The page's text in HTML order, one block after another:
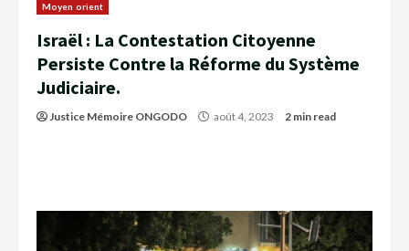
Moyen orient
Israël : La Contestation Citoyenne
Persiste Contre la Réforme du Système
Judiciaire.
Justice Mémoire ONGODO août 4, 2023 2 min read